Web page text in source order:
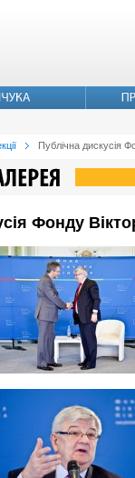
Публічна дискусія
Фонду